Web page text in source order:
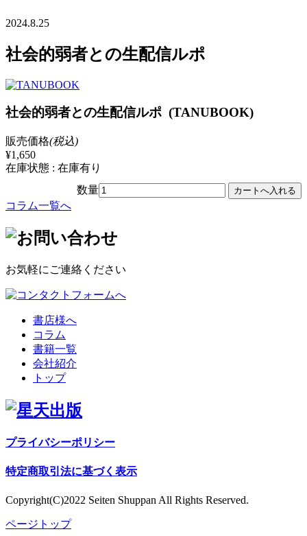
2024.8.25
社会的弱者との生配信ルポ
社会的弱者との生配信ルポ (TANUBOOK)
販売価格(税込)
¥1,650
在庫状態 : 在庫有り
数量
コラム一覧へ
お気軽にご連絡ください
書店様へ
コラム
書籍一覧
会社紹介
トップ
プライバシーポリシー
特定商取引法に基づく表⽰
Copyright(C)2022 Seiten Shuppan All Rights Reserved.
ページトップ